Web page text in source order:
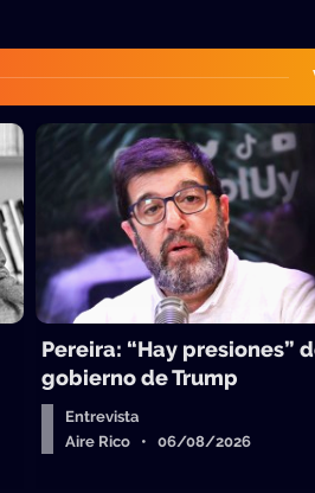
Pereira: “Hay presiones”
gobierno de Trump
Entrevista
Aire Rico • 06/08/2026